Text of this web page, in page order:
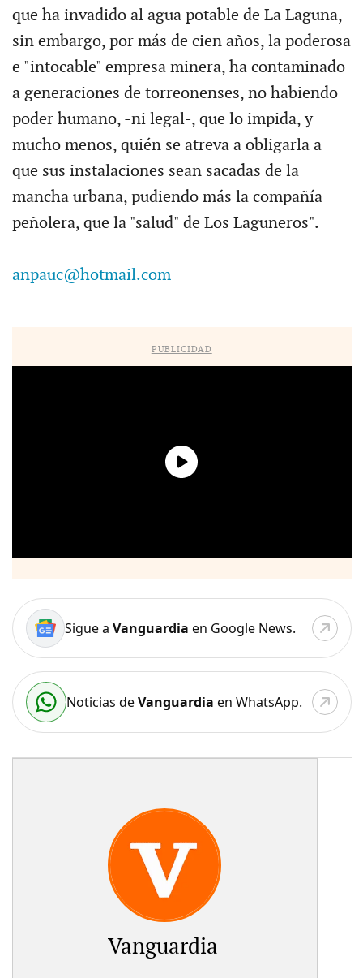
que ha invadido al agua potable de La Laguna,
sin embargo, por más de cien años, la poderosa
e "intocable" empresa minera, ha contaminado
a generaciones de torreonenses, no habiendo
poder humano, -ni legal-, que lo impida, y
mucho menos, quién se atreva a obligarla a
que sus instalaciones sean sacadas de la
mancha urbana, pudiendo más la compañía
peñolera, que la "salud" de Los Laguneros".
anpauc@hotmail.com
PUBLICIDAD
Sigue a Vanguardia en Google News.
Noticias deVanguardia en WhatsApp.
Vanguardia